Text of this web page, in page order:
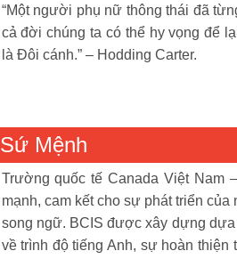
“Một người phụ nữ thông thái đã
cả đời chúng ta có thể hy vọng để
là Đôi cánh.” – Hodding Carter.
Sứ Mệnh
Trường quốc tế Canada Việt Nam
mạnh, cam kết cho sự phát triển
song ngữ. BCIS được xây dựng
về trình độ tiếng Anh, sự hoàn thiện